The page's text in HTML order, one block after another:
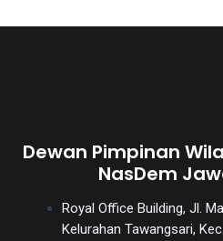
Dewan Pimpinan
NasDem
Royal Office Building, Jl.
Kelurahan Tawangsari,